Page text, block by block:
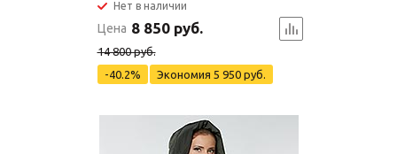
Нет в наличии
Цена 8 850 руб.
14 800 руб.
-40.2%
Экономия 5 950 руб.